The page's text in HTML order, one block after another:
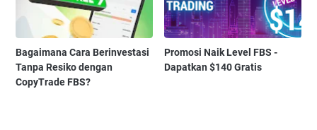
Bagaimana Cara Berinvestasi
Tanpa Resiko dengan
CopyTrade FBS?
Promosi Naik Level FBS -
Dapatkan $140 Gratis